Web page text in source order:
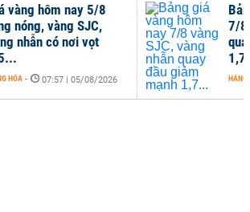
7/8
HÀNG
vàng hôm nay 5/8
nóng, vàng SJC,
nhẫn có nơi vọt
HÓA - 07:57 | 05/08/2026